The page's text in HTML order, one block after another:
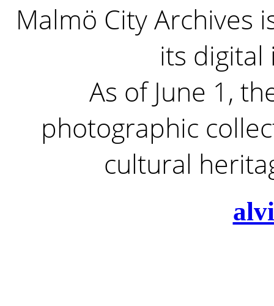
Malmö City Archives
its digital
As of June 1,
photographic
cultural